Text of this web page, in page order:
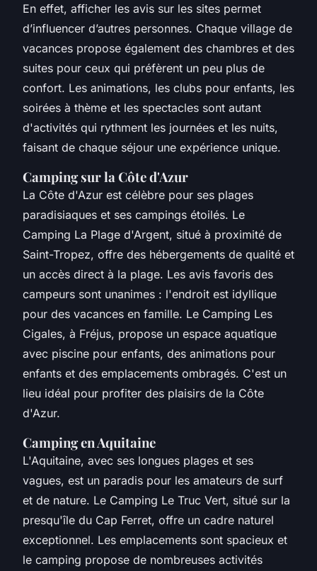
En effet, afficher les avis sur les sites permet
d’influencer d’autres personnes. Chaque village de
vacances propose également des chambres et des
suites pour ceux qui préfèrent un peu plus de
confort. Les animations, les clubs pour enfants, les
soirées à thème et les spectacles sont autant
d'activités qui rythment les journées et les nuits,
faisant de chaque séjour une expérience unique.
Camping sur la Côte d'Azur
La Côte d'Azur est célèbre pour ses plages
paradisiaques et ses campings étoilés. Le
Camping La Plage d'Argent, situé à proximité de
Saint-Tropez, offre des hébergements de qualité et
un accès direct à la plage. Les avis favoris des
campeurs sont unanimes : l'endroit est idyllique
pour des vacances en famille. Le Camping Les
Cigales, à Fréjus, propose un espace aquatique
avec piscine pour enfants, des animations pour
enfants et des emplacements ombragés. C'est un
lieu idéal pour profiter des plaisirs de la Côte
d'Azur.
Camping en Aquitaine
L'Aquitaine, avec ses longues plages et ses
vagues, est un paradis pour les amateurs de surf
et de nature. Le Camping Le Truc Vert, situé sur la
presqu'île du Cap Ferret, offre un cadre naturel
exceptionnel. Les emplacements sont spacieux et
le camping propose de nombreuses activités